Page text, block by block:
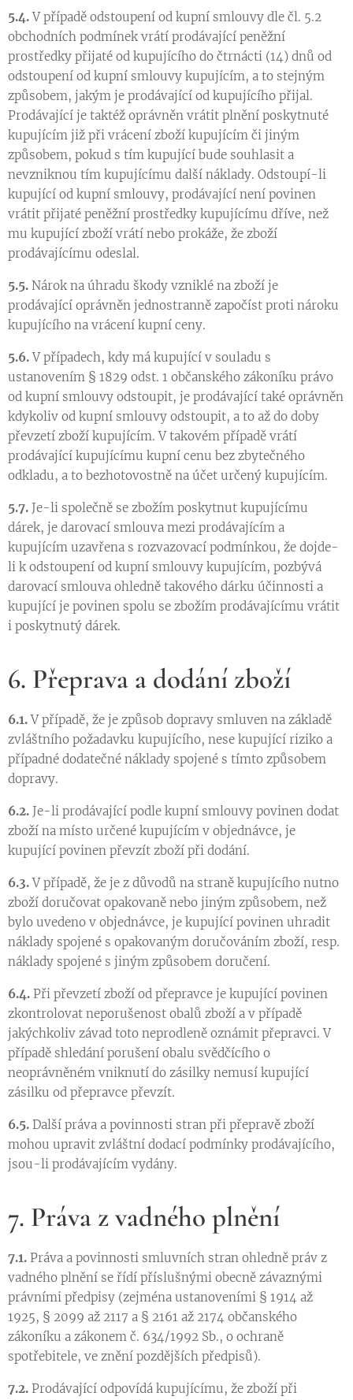
5.4.V případě odstoupení od kupní smlouvy dle čl. 5.2
obchodních podmínek vrátí prodávající peněžní
prostředky přijaté od kupujícího do čtrnácti (14) dnů od
odstoupení od kupní smlouvy kupujícím, a to stejným
způsobem, jakým je prodávající od kupujícího přijal.
Prodávající je taktéž oprávněn vrátit plnění poskytnuté
kupujícím již při vrácení zboží kupujícím či jiným
způsobem, pokud s tím kupující bude souhlasit a
nevzniknou tím kupujícímu další náklady. Odstoupí-li
kupující od kupní smlouvy, prodávající není povinen
vrátit přijaté peněžní prostředky kupujícímu dříve, než
mu kupující zboží vrátí nebo prokáže, že zboží
prodávajícímu odeslal.
5.5. Nárok na úhradu škody vzniklé na zboží je
prodávající oprávněn jednostranně započíst proti nároku
kupujícího na vrácení kupní ceny.
5.6.V případech, kdy má kupující v souladu s
ustanovením § 1829 odst. 1 občanského zákoníku právo
od kupní smlouvy odstoupit, je prodávající také oprávněn
kdykoliv od kupní smlouvy odstoupit, a to až do doby
převzetí zboží kupujícím. V takovém případě vrátí
prodávající kupujícímu kupní cenu bez zbytečného
odkladu, a to bezhotovostně na účet určený kupujícím.
5.7. Je-li společně se zbožím poskytnut kupujícímu
dárek, je darovací smlouva mezi prodávajícím a
kupujícím uzavřena s rozvazovací podmínkou, že dojde-
li k odstoupení od kupní smlouvy kupujícím, pozbývá
darovací smlouva ohledně takového dárku účinnosti a
kupující je povinen spolu se zbožím prodávajícímu vrátit
i poskytnutý dárek.
6. Přeprava a dodání zboží
6.1.V případě, že je způsob dopravy smluven na základě
zvláštního požadavku kupujícího, nese kupující riziko a
případné dodatečné náklady spojené s tímto způsobem
dopravy.
6.2. Je-li prodávající podle kupní smlouvy povinen dodat
zboží na místo určené kupujícím v objednávce, je
kupující povinen převzít zboží při dodání.
6.3.V případě, že je z důvodů na straně kupujícího nutno
zboží doručovat opakovaně nebo jiným způsobem, než
bylo uvedeno v objednávce, je kupující povinen uhradit
náklady spojené s opakovaným doručováním zboží, resp.
náklady spojené s jiným způsobem doručení.
6.4. Při převzetí zboží od přepravce je kupující povinen
zkontrolovat neporušenost obalů zboží a v případě
jakýchkoliv závad toto neprodleně oznámit přepravci. V
případě shledání porušení obalu svědčícího o
neoprávněném vniknutí do zásilky nemusí kupující
zásilku od přepravce převzít.
6.5. Další práva a povinnosti stran při přepravě zboží
mohou upravit zvláštní dodací podmínky prodávajícího,
jsou-li prodávajícím vydány.
7. Práva z vadného plnění
7.1. Práva a povinnosti smluvních stran ohledně práv z
vadného plnění se řídí příslušnými obecně závaznými
právními předpisy (zejména ustanoveními § 1914 až
1925, § 2099 až 2117 a § 2161 až 2174 občanského
zákoníku a zákonem č. 634/1992 Sb., o ochraně
spotřebitele, ve znění pozdějších předpisů).
7.2. Prodávající odpovídá kupujícímu, že zboží při